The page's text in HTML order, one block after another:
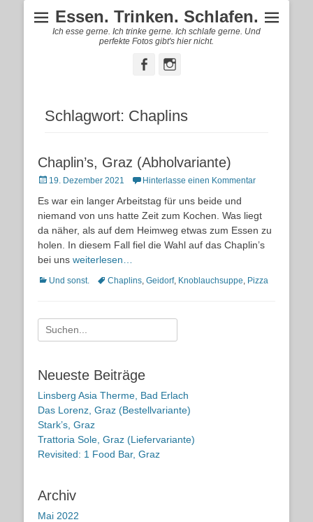
Essen. Trinken. Schlafen.
Ich esse gerne. Ich trinke gerne. Ich schlafe gerne. Und
perfekte Fotos gibt's hier nicht.
FacebookInstagram
Schlagwort: Chaplins
Chaplin’s, Graz (Abholvariante)
Posted19. Dezember 2021 Hinterlasse einen Kommentar
Es war ein langer Arbeitstag für uns beide und
niemand von uns hatte Zeit zum Kochen. Was liegt
da näher, als auf dem Heimweg etwas zum Essen zu
holen. In diesem Fall fiel die Wahl auf das Chaplin’s
bei uns weiterlesen…
Kategorien
Und sonst. Schlagworte
Chaplins, Geidorf, Knoblauchsuppe, Pizza
Suche
nach:
Neueste Beiträge
Linsberg Asia Therme, Bad Erlach
Das Lorenz, Graz (Bestellvariante)
Stark’s, Graz
Trattoria Sole, Graz (Liefervariante)
Revisited: 1 Food Bar, Graz
Archiv
Mai 2022